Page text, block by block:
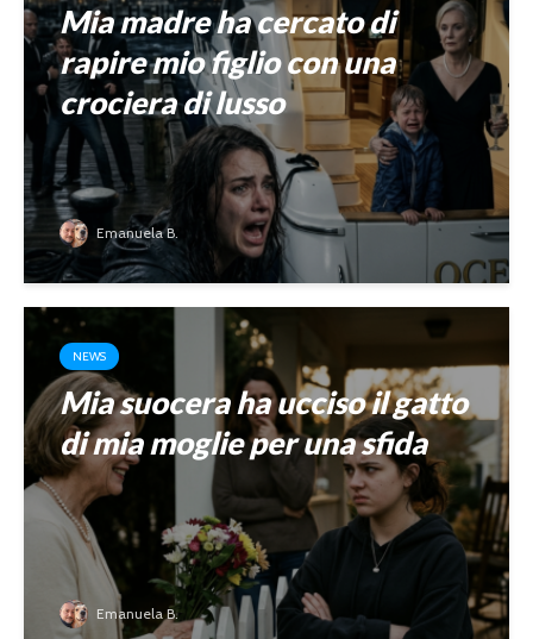
Mia madre ha cercato di
rapire mio figlio con una
crociera di lusso
Emanuela B.
NEWS
Mia suocera ha ucciso il gatto
di mia moglie per una sfida
Emanuela B.